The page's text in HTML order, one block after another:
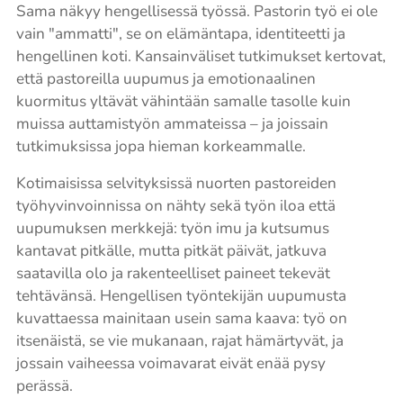
Sama näkyy hengellisessä työssä. Pastorin työ ei ole
vain "ammatti", se on elämäntapa, identiteetti ja
hengellinen koti. Kansainväliset tutkimukset kertovat,
että pastoreilla uupumus ja emotionaalinen
kuormitus yltävät vähintään samalle tasolle kuin
muissa auttamistyön ammateissa – ja joissain
tutkimuksissa jopa hieman korkeammalle.
Kotimaisissa selvityksissä nuorten pastoreiden
työhyvinvoinnissa on nähty sekä työn iloa että
uupumuksen merkkejä: työn imu ja kutsumus
kantavat pitkälle, mutta pitkät päivät, jatkuva
saatavilla olo ja rakenteelliset paineet tekevät
tehtävänsä. Hengellisen työntekijän uupumusta
kuvattaessa mainitaan usein sama kaava: työ on
itsenäistä, se vie mukanaan, rajat hämärtyvät, ja
jossain vaiheessa voimavarat eivät enää pysy
perässä.